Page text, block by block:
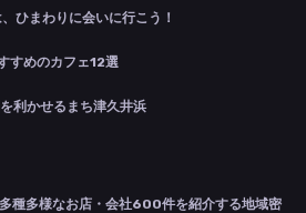
ひまわりに会いに行こう！
すめのカフェ12選
利かせるまち津久井浜
種多様なお店・会社600件を紹介する地域密